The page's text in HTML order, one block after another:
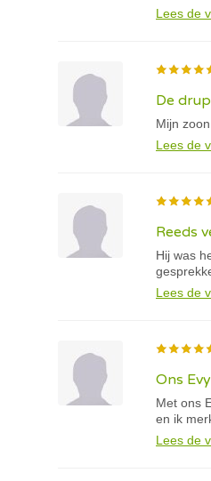
Lees de
De
Mijn
Lees de
Reeds
Hij was
Lees de
Ons
Met ons
en ik
Lees de